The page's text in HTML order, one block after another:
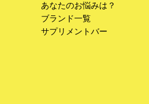
あなたのお悩みは？
ブランド一覧
サプリメントバー